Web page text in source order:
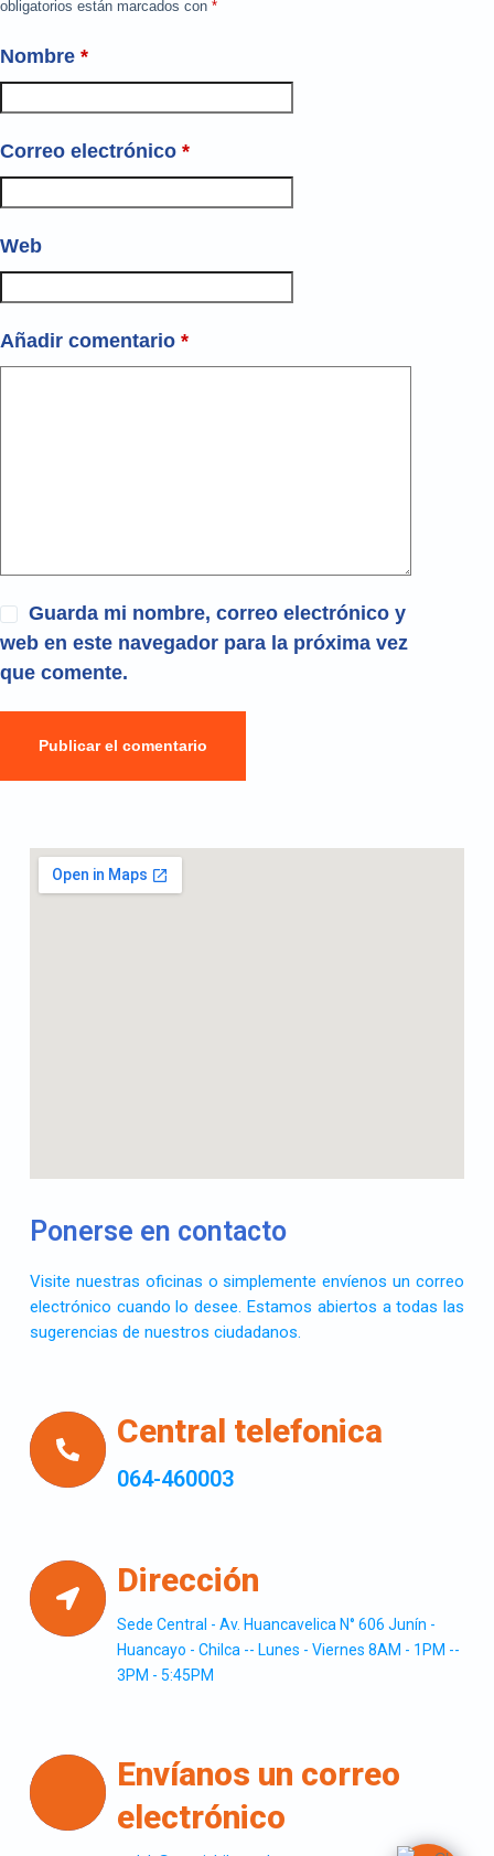
obligatorios están marcados con *
Nombre *
Correo electrónico *
Web
Añadir comentario *
Guarda mi nombre, correo electrónico y
web en este navegador para la próxima vez
que comente.
Publicar el comentario
Ponerse en contacto
Visite nuestras oficinas o simplemente envíenos un correo
electrónico cuando lo desee. Estamos abiertos a todas las
sugerencias de nuestros ciudadanos.
Central telefonica
064-460003
Dirección
Sede Central - Av. Huancavelica N° 606 Junín -
Huancayo - Chilca -- Lunes - Viernes 8AM - 1PM --
3PM - 5:45PM
Envíanos un correo
electrónico